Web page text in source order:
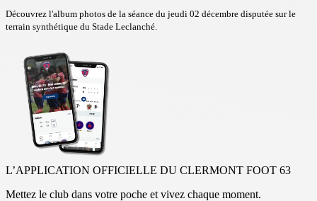
Découvrez l'album photos de la séance du jeudi 02 décembre disputée sur le
terrain synthétique du Stade Leclanché.
L’APPLICATION OFFICIELLE DU CLERMONT FOOT 63
Mettez le club dans votre poche et vivez chaque moment.